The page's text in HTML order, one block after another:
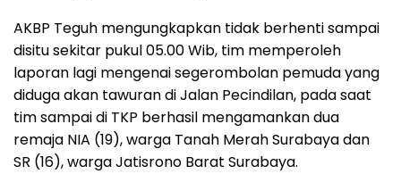
AKBP Teguh mengungkapkan tidak berhenti sampai
disitu sekitar pukul 05.00 Wib, tim memperoleh
laporan lagi mengenai segerombolan pemuda yang
diduga akan tawuran di Jalan Pecindilan, pada saat
tim sampai di TKP berhasil mengamankan dua
remaja NIA (19), warga Tanah Merah Surabaya dan
SR (16), warga Jatisrono Barat Surabaya.